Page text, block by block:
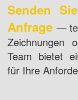
Senden
Anfrage —
Zeichnungen
Team bietet
für Ihre